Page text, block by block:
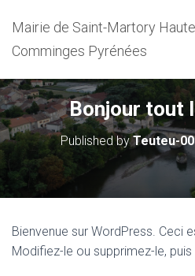
Mairie de Saint-Martory
Comminges Pyrénées
Bonjour tout
Published byTeuteu-
Bienvenue sur WordPress. Ceci
Modifiez-le ou supprimez-le,